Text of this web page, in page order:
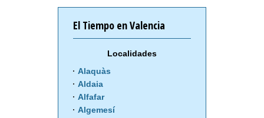
El Tiempo en Valencia
Localidades
Alaquàs
Aldaia
Alfafar
Algemesí